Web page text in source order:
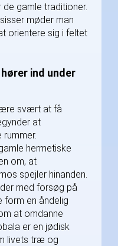
gamle traditioner.
møder man
orientere sig i feltet
ind under
svært at få
at
hermetiske
om, at
spejler hinanden.
med forsøg på
form en åndelig
at omdanne
er en jødisk
livets træ og